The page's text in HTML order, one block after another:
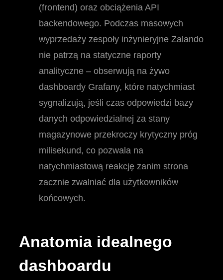
(frontend) oraz obciążenia API
backendowego. Podczas masowych
wyprzedaży zespoły inżynieryjne Zalando
nie patrzą na statyczne raporty
analityczne – obserwują na żywo
dashboardy Grafany, które natychmiast
sygnalizują, jeśli czas odpowiedzi bazy
danych odpowiedzialnej za stany
magazynowe przekroczy krytyczny próg
milisekund, co pozwala na
natychmiastową reakcję zanim strona
zacznie zwalniać dla użytkowników
końcowych.
Anatomia idealnego
dashboardu